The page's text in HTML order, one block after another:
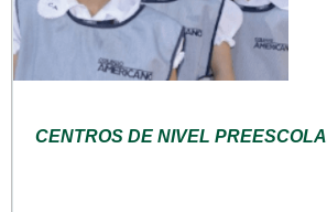
CENTROS DE NIVEL